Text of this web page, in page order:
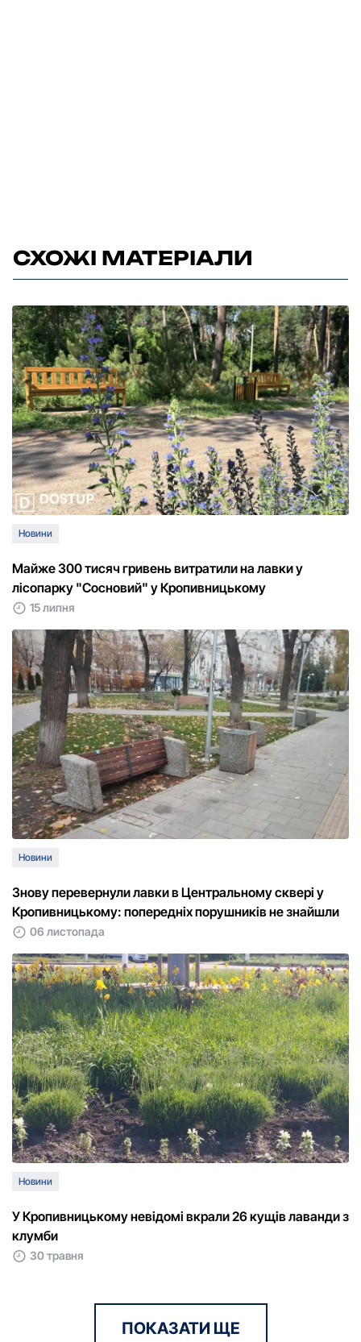
СХОЖІ МАТЕРІАЛИ
Новини
Майже 300 тисяч гривень витратили на лавки у
лісопарку "Сосновий" у Кропивницькому
15 липня
Новини
Знову перевернули лавки в Центральному сквері у
Кропивницькому: попередніх порушників не знайшли
06 листопада
Новини
У Кропивницькому невідомі вкрали 26 кущів лаванди з
клумби
30 травня
ПОКАЗАТИ ЩЕ